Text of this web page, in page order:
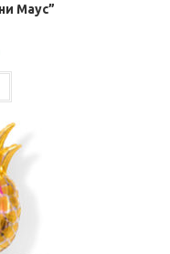
Маус”